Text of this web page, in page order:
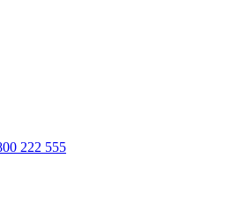
222 555